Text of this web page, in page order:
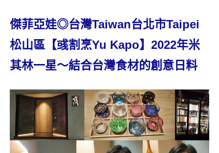
探
號
節
目
班
外
景
節
目
主
傑菲亞娃◎台灣Taiwan台北市Taipei
松山區【彧割烹Yu Kapo】2022年米
其林一星～結合台灣食材的創意日料